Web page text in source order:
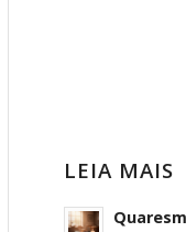
LEIA MAIS